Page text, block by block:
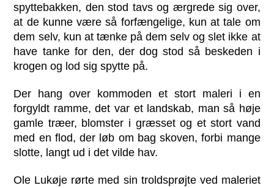
spyttebakken, den stod tavs og ærgrede sig over,
at de kunne være så forfængelige, kun at tale om
dem selv, kun at tænke på dem selv og slet ikke at
have tanke for den, der dog stod så beskeden i
krogen og lod sig spytte på.
Der hang over kommoden et stort maleri i en
forgyldt ramme, det var et landskab, man så høje
gamle træer, blomster i græsset og et stort vand
med en flod, der løb om bag skoven, forbi mange
slotte, langt ud i det vilde hav.
Ole Lukøje rørte med sin troldsprøjte ved maleriet